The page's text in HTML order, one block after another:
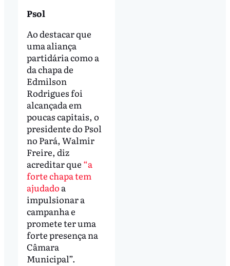
Psol
Ao destacar que
uma aliança
partidária como a
da chapa de
Edmilson
Rodrigues foi
alcançada em
poucas capitais, o
presidente do Psol
no Pará, Walmir
Freire, diz
acreditar que “a
forte chapa tem
ajudado a
impulsionar a
campanha e
promete ter uma
forte presença na
Câmara
Municipal”.